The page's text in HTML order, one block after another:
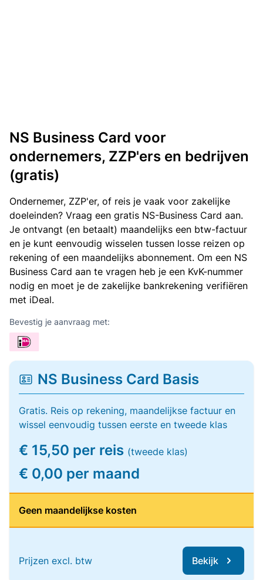
NS Business Card voor
ondernemers, ZZP'ers en bedrijven
(gratis)
Ondernemer, ZZP'er, of reis je vaak voor zakelijke
doeleinden? Vraag een gratis NS-Business Card aan.
Je ontvangt (en betaalt) maandelijks een btw-factuur
en je kunt eenvoudig wisselen tussen losse reizen op
rekening of een maandelijks abonnement. Om een NS
Business Card aan te vragen heb je een KvK-nummer
nodig en moet je de zakelijke bankrekening verifiëren
met iDeal.
Bevestig je aanvraag met:
NS Business Card Basis
Gratis. Reis op rekening, maandelijkse factuur en
wissel eenvoudig tussen eerste en tweede klas
€ 15,50 per reis (tweede klas)
€ 0,00 per maand
Geen maandelijkse kosten
Prijzen excl. btw Bekijk